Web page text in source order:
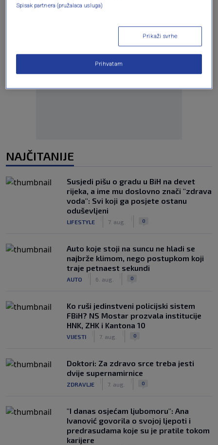
NAJČITANIJE
Susjedi pišu o gradu u BiH na devet
rijeka, a ime mu doslovno znači "zdrava
voda": Svi koji ga posjete ostanu
oduševljeni
LIFESTYLE 7. aug. 0
Auto koje stoji na suncu ne hladi se
najbrže klimom, nego postupkom koji
traje petnaest sekundi
AUTO 6. aug. 0
Ko ruši jedinstveni policijski sistem
FBiH? NS Mostar prozvala institucije
HNK, ZHK i Kantona 10
VIJESTI 7. aug. 0
Doktori: Za zdravo srce treba jesti
dvije supernamirnice
ZDRAVLJE 7. aug. 0
"I danas osjećam ljubomoru": Ana
Ivanović govorila o svojoj ljepoti i
predrasudama koje su je pratile tokom
karijere
Spisak partnera (pružalaca usluga)
Prikaži svrhe
Prihvatam